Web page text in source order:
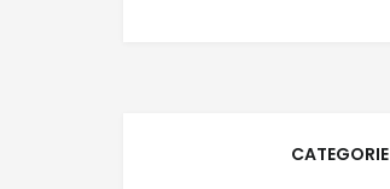
CATEGORIE